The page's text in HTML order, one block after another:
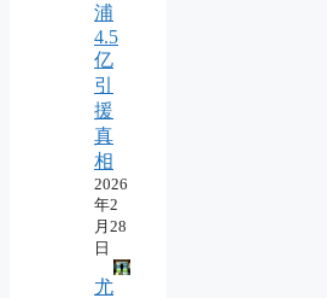
浦
4.5
亿
引
援
真
相
2026
年2
月28
日
尤